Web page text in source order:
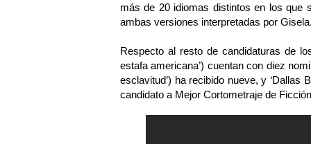
más de 20 idiomas distintos en los que
ambas versiones interpretadas por
Respecto al resto de candidaturas de
estafa americana’) cuentan con diez
esclavitud’) ha recibido nueve, y ‘Dallas
candidato a Mejor Cortometraje de